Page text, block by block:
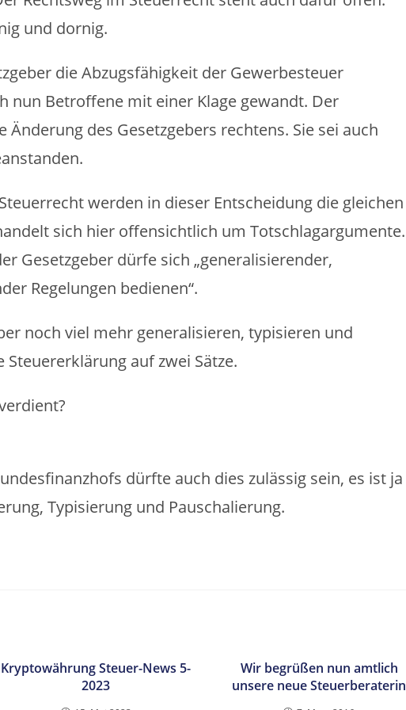
und dornig.
die Abzugsfähigkeit der Gewerbesteuer
nun Betroffene mit einer Klage gewandt. Der
des Gesetzgebers rechtens. Sie sei auch
werden in dieser Entscheidung die gleichen
sich hier offensichtlich um Totschlagargumente.
Gesetzgeber dürfe sich „generalisierender,
Regelungen bedienen“.
noch viel mehr generalisieren, typisieren und
auf zwei Sätze.
dürfte auch dies zulässig sein, es ist ja
Typisierung und Pauschalierung.
Kryptowährung Steuer-News 5-
2023
Wir begrüßen nun amtlich
unsere neue Steuerberaterin